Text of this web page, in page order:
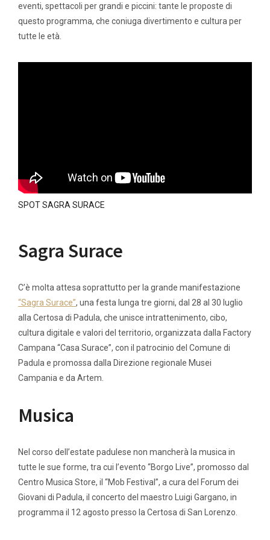
eventi, spettacoli per grandi e piccini: tante le proposte di
questo programma, che coniuga divertimento e cultura per
tutte le età.
SPOT SAGRA SURACE
Sagra Surace
C’è molta attesa soprattutto per la grande manifestazione
“Sagra Surace”, una festa lunga tre giorni, dal 28 al 30 luglio
alla Certosa di Padula, che unisce intrattenimento, cibo,
cultura digitale e valori del territorio, organizzata dalla Factory
Campana “Casa Surace”, con il patrocinio del Comune di
Padula e promossa dalla Direzione regionale Musei
Campania e da Artem.
Musica
Nel corso dell’estate padulese non mancherà la musica in
tutte le sue forme, tra cui l’evento “Borgo Live”, promosso dal
Centro Musica Store, il “Mob Festival”, a cura del Forum dei
Giovani di Padula, il concerto del maestro Luigi Gargano, in
programma il 12 agosto presso la Certosa di San Lorenzo.